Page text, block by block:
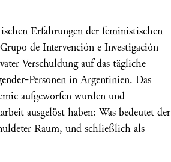
Erfahrungen der feministischen
de Intervención e Investigación
Verschuldung auf das tägliche
Personen in Argentinien. Das
aufgeworfen wurden und
ausgelöst haben: Was bedeutet der
Raum, und schließlich als